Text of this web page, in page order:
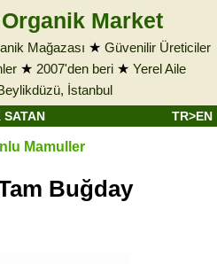
Market
Mağazası ★ Güvenilir Üreticiler
★ 2007'den beri★ Yerel Aile
İstanbul
SATAN TR>EN
Mamuller
Buğday